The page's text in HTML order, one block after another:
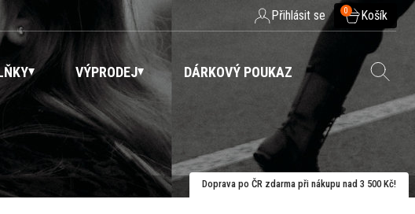
Přihlásit se 0 Košík
VÝPRODEJ DÁRKOVÝ POUKAZ
Doprava po ČR zdarma při nákupu nad 3 500 Kč!